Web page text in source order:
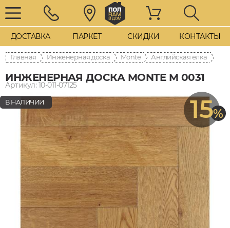
ДОСТАВКА ПАРКЕТ СКИДКИ КОНТАКТЫ
Главная Инженерная доска Monte Английская ёлка
ИНЖЕНЕРНАЯ ДОСКА MONTE M 0031
Артикул: 10-011-07125
15%
В НАЛИЧИИ